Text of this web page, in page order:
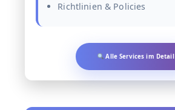
Richtlinien & Policies
Alle Services im Detail